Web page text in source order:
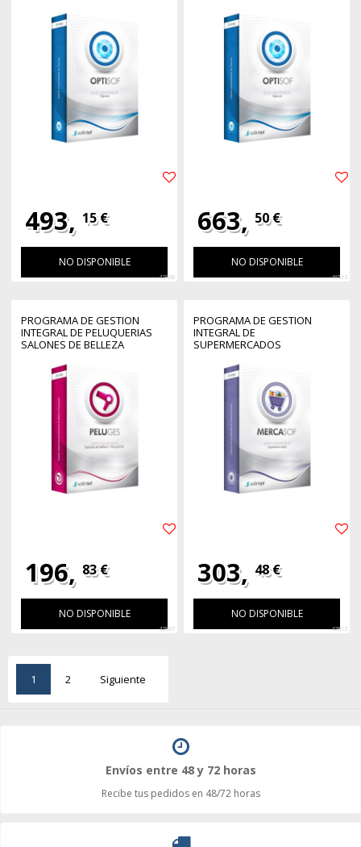
493, 15 €
NO DISPONIBLE
42808
663, 50 €
NO DISPONIBLE
46513
PROGRAMA DE GESTION
INTEGRAL DE PELUQUERIAS
SALONES DE BELLEZA
196, 83 €
NO DISPONIBLE
42807
PROGRAMA DE GESTION
INTEGRAL DE
SUPERMERCADOS
303, 48 €
NO DISPONIBLE
42813
1 2 Siguiente
Envíos entre 48 y 72 horas
Recibe tus pedidos en 48/72 horas